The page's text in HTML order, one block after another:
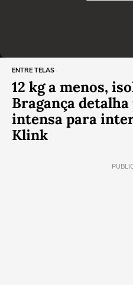
ENTRE TELAS
12 kg a menos,
Bragança
intensa para
Klink